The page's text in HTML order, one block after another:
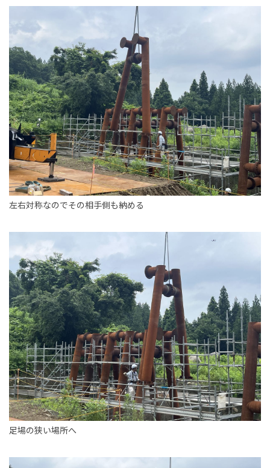
左右対称なのでその相手側も納める
足場の狭い場所へ